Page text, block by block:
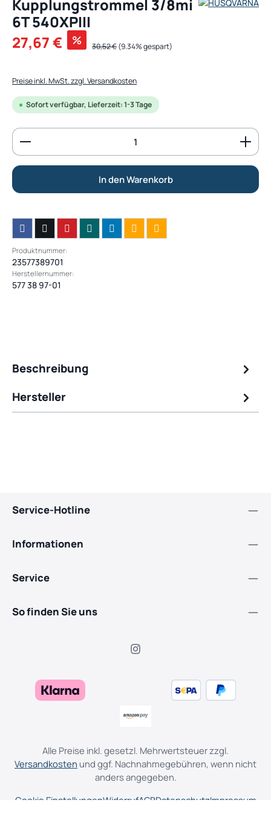
Kupplungstrommel 3/8mi
6T 540XPIII
Verkaufspreis:
27,67 € % Regulärer Preis:
30,52 €(9.34% gespart)
Preise inkl. MwSt. zzgl. Versandkosten
Sofort verfügbar, Lieferzeit: 1-3 Tage
Produkt Anzahl: Gib den gewünschten Wert ein
In den Warenkorb
Produktnummer:
23577389701
Herstellernummer:
577 38 97-01
Beschreibung
Hersteller
Service-Hotline
Informationen
Service
So finden Sie uns
Alle Preise inkl. gesetzl. Mehrwertsteuer zzgl.
Versandkosten und ggf. Nachnahmegebühren, wenn nicht
anders angegeben.
Cookie EinstellungenWiderrufAGBDatenschutzImpressum